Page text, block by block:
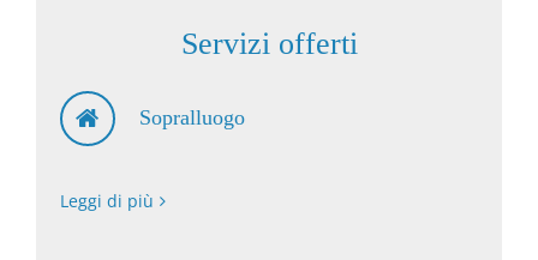
Servizi offerti
Sopralluogo
Leggi di più